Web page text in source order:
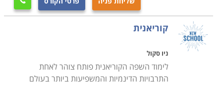
קוריאנית
ניו סקול
לימוד השפה הקוריאנית פותח צוהר לאחת
התרבויות הדינמיות והמשפיעות ביותר בעולם